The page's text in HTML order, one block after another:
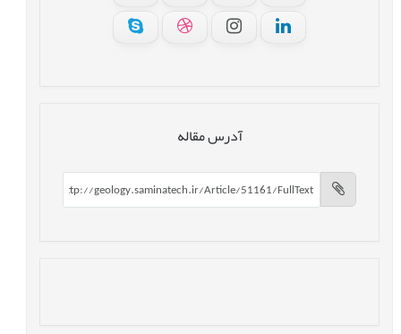
آدرس مقاله